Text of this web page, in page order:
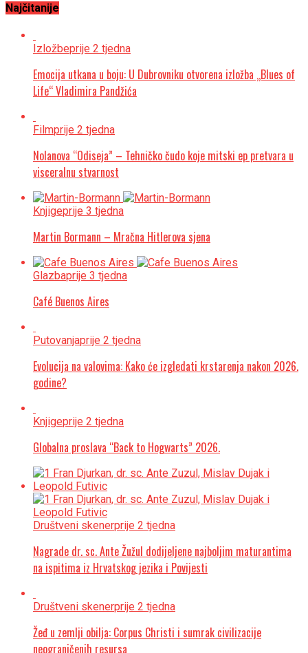
Najčitanije
Izložbeprije 2 tjedna
Emocija utkana u boju: U Dubrovniku otvorena izložba „Blues of
Life“ Vladimira Pandžića
Filmprije 2 tjedna
Nolanova “Odiseja” – Tehničko čudo koje mitski ep pretvara u
visceralnu stvarnost
Knjigeprije 3 tjedna
Martin Bormann – Mračna Hitlerova sjena
Glazbaprije 3 tjedna
Café Buenos Aires
Putovanjaprije 2 tjedna
Evolucija na valovima: Kako će izgledati krstarenja nakon 2026.
godine?
Knjigeprije 2 tjedna
Globalna proslava “Back to Hogwarts” 2026.
Društveni skenerprije 2 tjedna
Nagrade dr. sc. Ante Žužul dodijeljene najboljim maturantima
na ispitima iz Hrvatskog jezika i Povijesti
Društveni skenerprije 2 tjedna
Žeđ u zemlji obilja: Corpus Christi i sumrak civilizacije
neograničenih resursa